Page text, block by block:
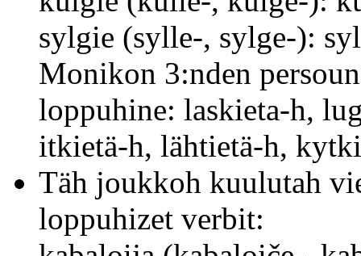
sylgie (sylle-, sylge-):
Monikon 3:nden
loppuhine: laskieta-h,
itkietä-h, lähtietä-h,
Täh joukkoh kuulutah
loppuhizet verbit: